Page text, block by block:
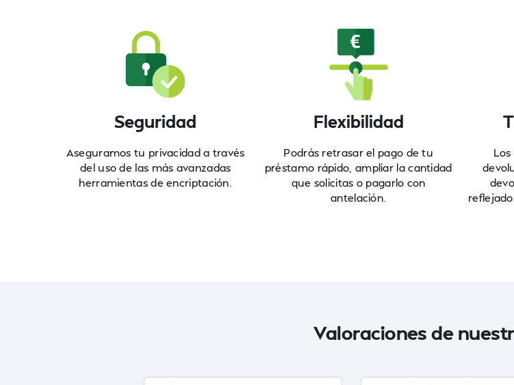
Seguridad
Aseguramos tu privacidad a través
del uso de las más avanzadas
herramientas de encriptación.
Flexibilidad
Podrás retrasar el pago de tu
préstamo rápido, ampliar la cantidad
que solicitas o pagarlo con
antelación.
Valoraciones de